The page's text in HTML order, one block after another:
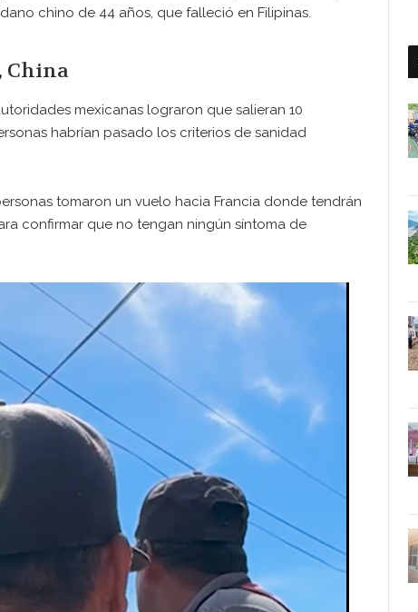
chino de 44 años, que falleció en Filipinas.
China
mexicanas lograron que salieran 10
habrían pasado los criterios de sanidad
tomaron un vuelo hacia Francia donde tendrán
confirmar que no tengan ningún síntoma de